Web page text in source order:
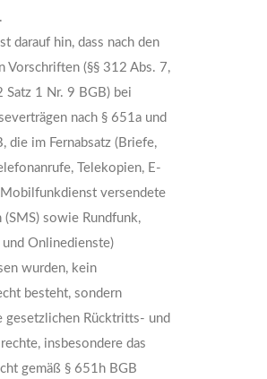
darauf hin, dass nach den
Vorschriften (§§ 312 Abs. 7,
Satz 1 Nr. 9 BGB) bei
nach § 651a und
die im Fernabsatz (Briefe,
Telekopien, E-
versendete
(SMS) sowie Rundfunk,
und Onlinedienste)
wurden, kein
besteht, sondern
gesetzlichen Rücktritts- und
insbesondere das
gemäß § 651h BGB